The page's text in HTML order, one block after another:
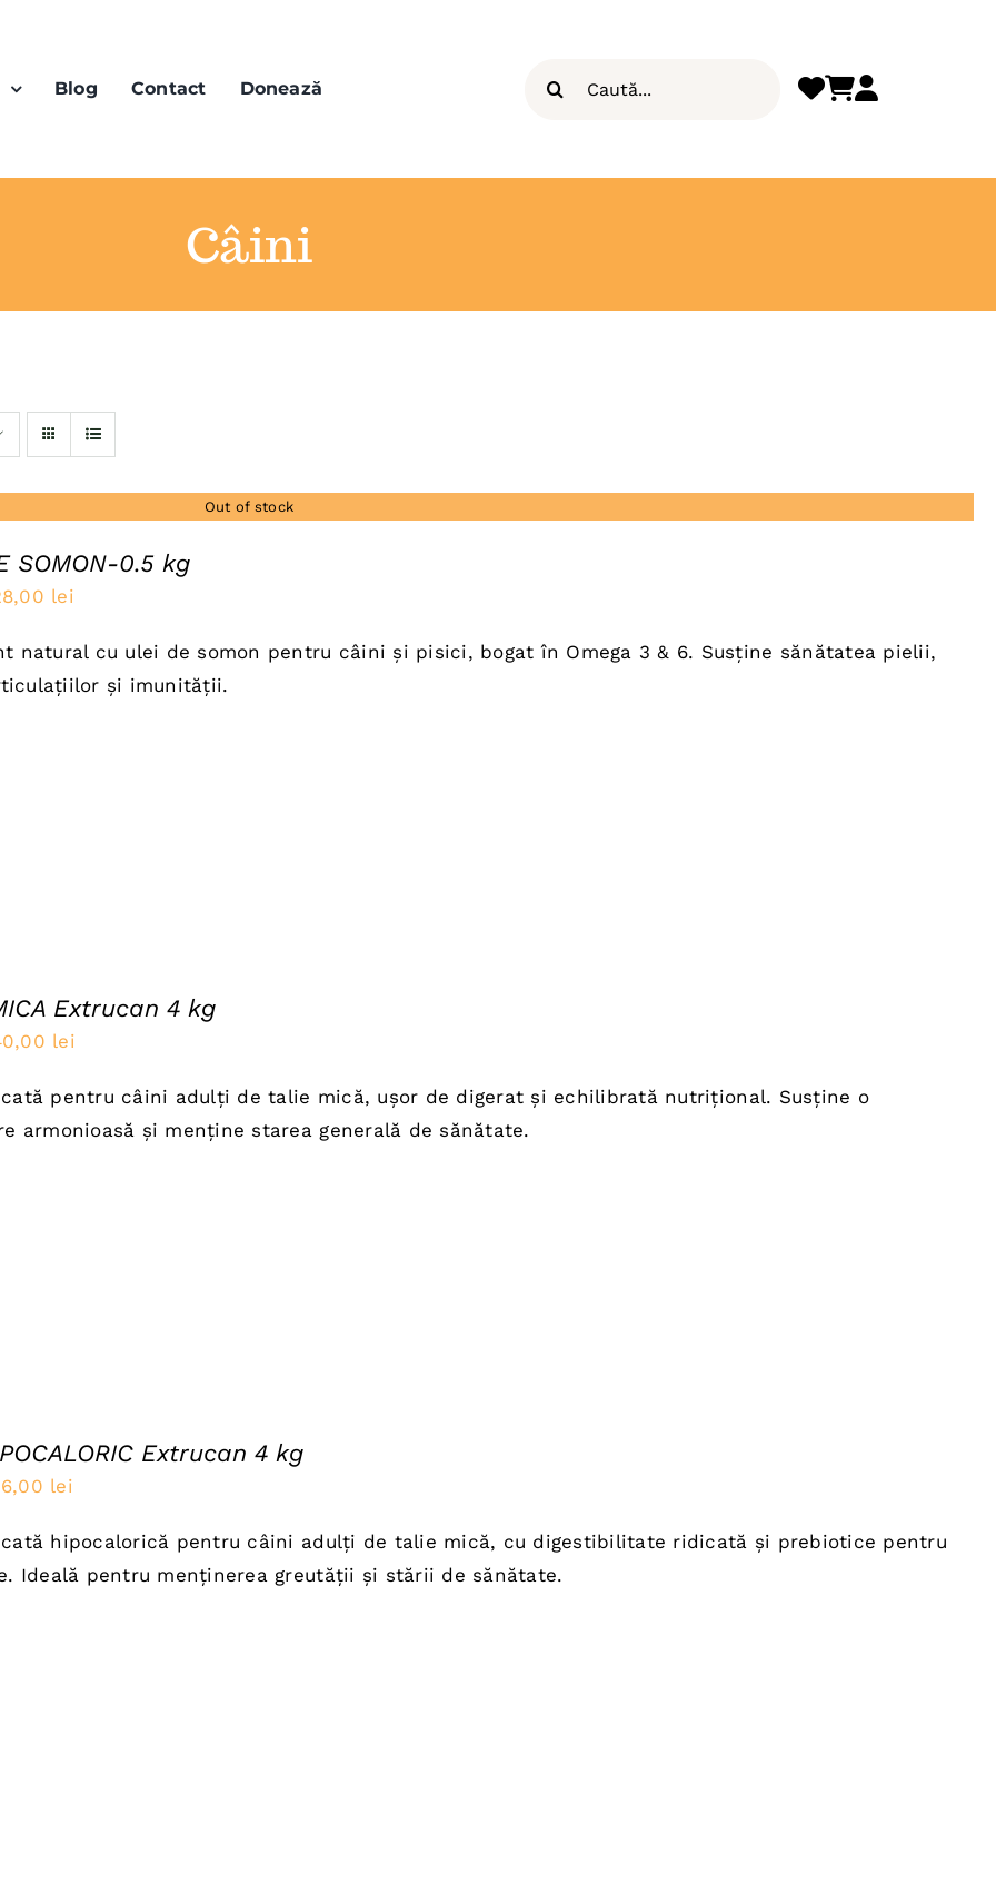
Blog Contact Donează
Câini
Out of stock
SOMON-0.5 kg
leiPrețul
este:
28,00 lei.
natural cu ulei de somon pentru câini și pisici, bogat în Omega 3 & 6. Susține sănătatea pielii,
și imunității.
Extrucan 4 kg
leiPrețul
este:
40,00 lei.
pentru câini adulți de talie mică, ușor de digerat și echilibrată nutrițional. Susține o
armonioasă și menține starea generală de sănătate.
Extrucan 4 kg
leiPrețul
este:
56,00 lei.
hipocalorică pentru câini adulți de talie mică, cu digestibilitate ridicată și prebiotice pentru
Ideală pentru menținerea greutății și stării de sănătate.